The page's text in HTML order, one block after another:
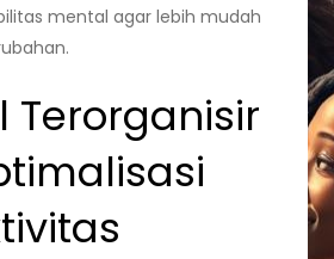
mental agar lebih mudah
Terorganisir